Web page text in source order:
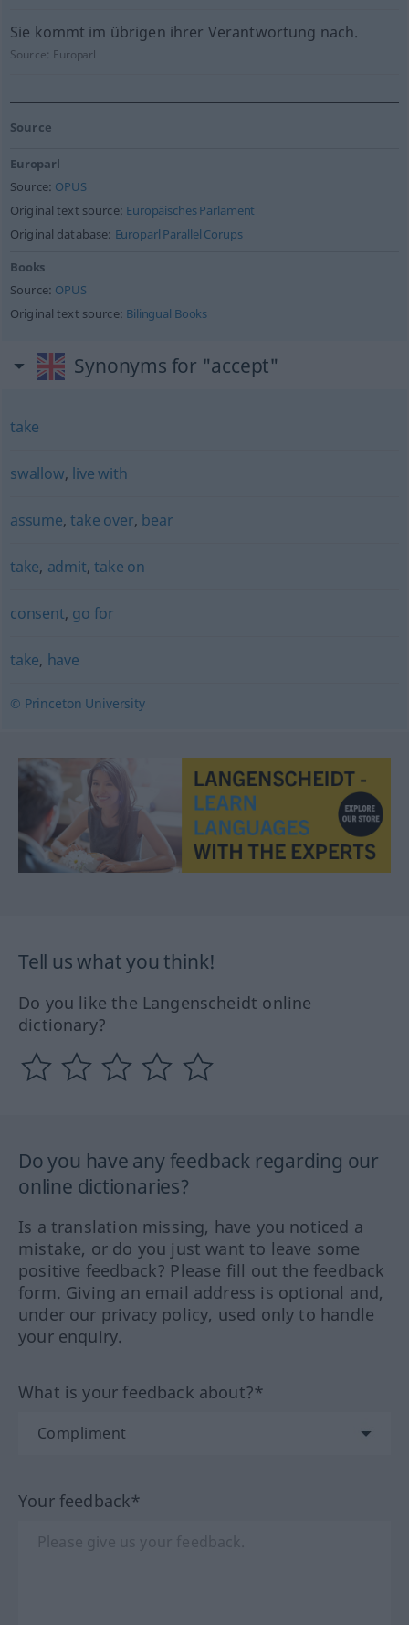
Sie kommt im übrigen ihrer Verantwortung nach.
Source: Europarl
Source
Europarl
Source: OPUS
Original text source: Europäisches Parlament
Original database: Europarl Parallel Corups
Books
Source: OPUS
Original text source: Bilingual Books
Synonyms for "accept"
take
swallow, live with
assume,take over, bear
take, admit,take on
consent, go for
take, have
© Princeton University
Tell us what you think!
Do you like the Langenscheidt online
dictionary?
Do you have any feedback regarding our
online dictionaries?
Is a translation missing, have you noticed a
mistake, or do you just want to leave some
positive feedback? Please fill out the feedback
form. Giving an email address is optional and,
under our privacy policy, used only to handle
your enquiry.
What is your feedback about?*
Your feedback*